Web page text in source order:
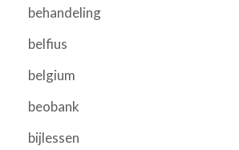
behandeling
belfius
belgium
beobank
bijlessen